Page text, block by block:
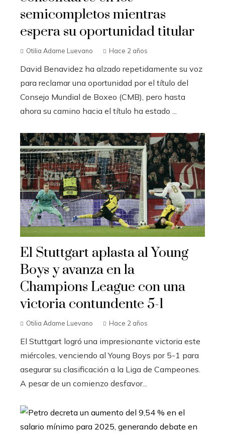
semicompletos mientras
espera su oportunidad titular
Otilia Adame Luevano Hace 2 años
David Benavidez ha alzado repetidamente su voz
para reclamar una oportunidad por el título del
Consejo Mundial de Boxeo (CMB), pero hasta
ahora su camino hacia el título ha estado ...
El Stuttgart aplasta al Young
Boys y avanza en la
Champions League con una
victoria contundente 5-1
Otilia Adame Luevano Hace 2 años
El Stuttgart logró una impresionante victoria este
miércoles, venciendo al Young Boys por 5-1 para
asegurar su clasificación a la Liga de Campeones.
A pesar de un comienzo desfavor...